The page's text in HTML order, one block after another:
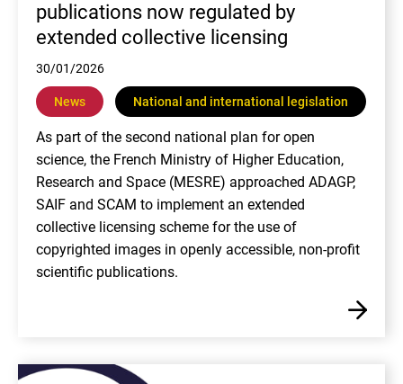
publications now regulated by
extended collective licensing
30/01/2026
News National and international legislation
As part of the second national plan for open
science, the French Ministry of Higher Education,
Research and Space (MESRE) approached ADAGP,
SAIF and SCAM to implement an extended
collective licensing scheme for the use of
copyrighted images in openly accessible, non-profit
scientific publications.